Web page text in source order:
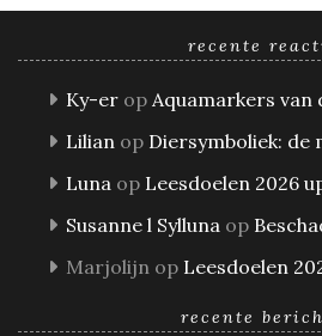
recente
Ky-er op Aquamarkers van
Lilian op Diersymboliek: de
Luna op Leesdoelen 2026
Susanne l Sylluna op
Marjolijn op Leesdoelen
recente